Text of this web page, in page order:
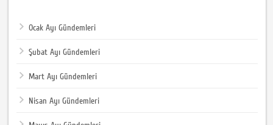
Ocak Ayı Gündemleri
Şubat Ayı Gündemleri
Mart Ayı Gündemleri
Nisan Ayı Gündemleri